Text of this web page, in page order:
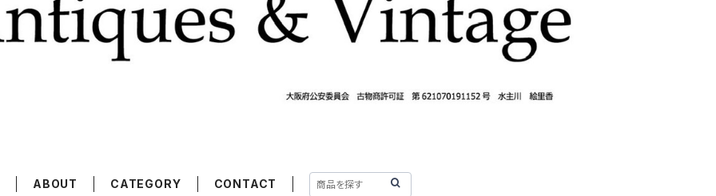
ABOUT CATEGORY CONTACT